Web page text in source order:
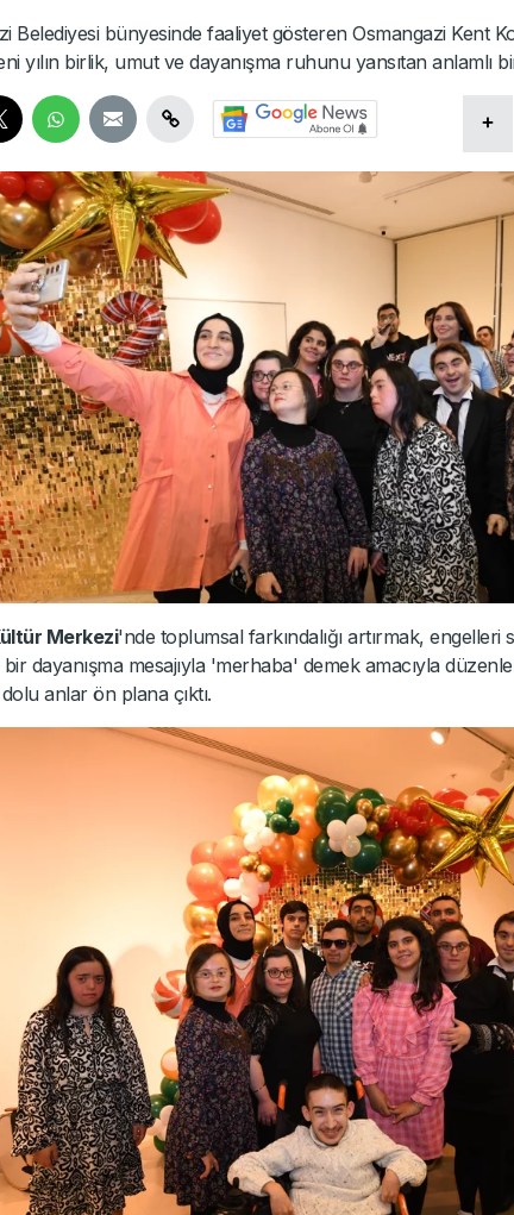
Belediyesi bünyesinde faaliyet gösteren Osmangazi Kent
yılın birlik, umut ve dayanışma ruhunu yansıtan anlamlı
+
Merkezi'nde toplumsal farkındalığı artırmak, engelleri
bir dayanışma mesajıyla 'merhaba' demek amacıyla
anlar ön plana çıktı.